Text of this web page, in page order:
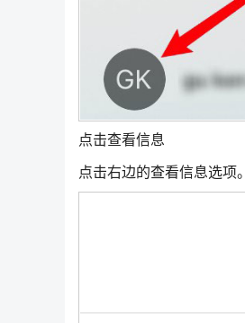
点击查看信息
点击右边的查看信息选项。